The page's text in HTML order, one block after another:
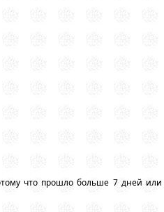
что прошло больше 7 дней